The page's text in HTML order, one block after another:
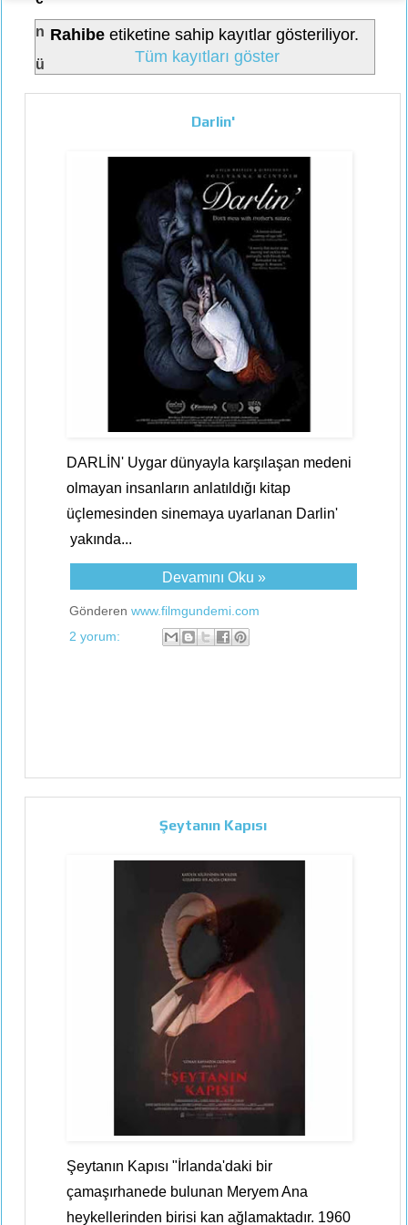
n
ü
Rahibeetiketine sahip kayıtlar gösteriliyor.
Tüm kayıtları göster
Darlin'
DARLİN' Uygar dünyayla karşılaşan medeni
olmayan insanların anlatıldığı kitap
üçlemesinden sinemaya uyarlanan Darlin'
yakında...
Devamını Oku »
Gönderen www.filmgundemi.com
2 yorum:
Şeytanın Kapısı
Şeytanın Kapısı "İrlanda'daki bir
çamaşırhanede bulunan Meryem Ana
heykellerinden birisi kan ağlamaktadır. 1960